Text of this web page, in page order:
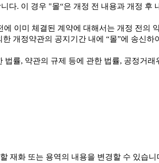
다. 이 경우 "몰“은 개정 전 내용과 개정 후
이미 체결된 계약에 대해서는 개정 전의
개정약관의 공지기간 내에 “몰”에 송신하
률, 약관의 규제 등에 관한 법률, 공정거래
재화 또는 용역의 내용을 변경할 수 있습니